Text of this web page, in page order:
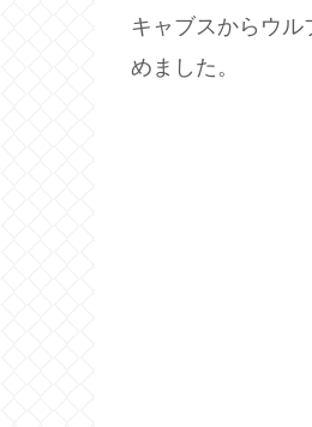
キャブスからウ
めました。